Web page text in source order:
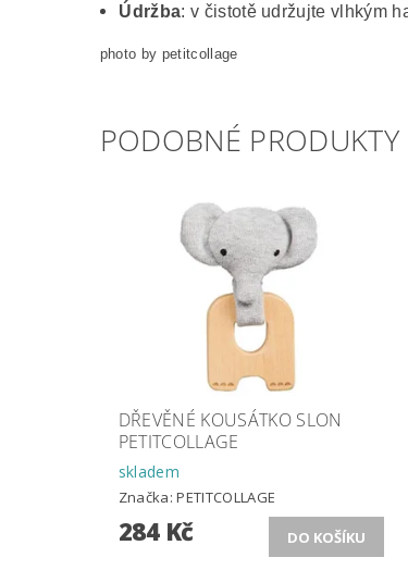
Údržba: v čistotě udržujte vlhkým
photo by petitcollage
PODOBNÉ PRODUKTY
DŘEVĚNÉ KOUSÁTKO SLON
PETITCOLLAGE
skladem
Značka:PETITCOLLAGE
284 Kč